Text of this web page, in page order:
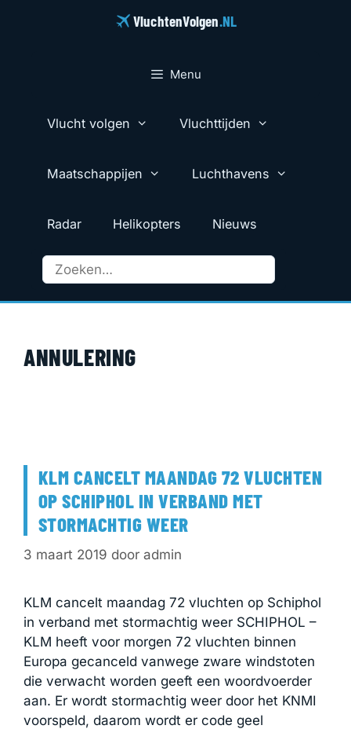
VluchtenVolgen.NL
Menu
Vlucht volgen Vluchttijden
Maatschappijen Luchthavens
Radar Helikopters Nieuws
ANNULERING
KLM CANCELT MAANDAG 72 VLUCHTEN
OP SCHIPHOL IN VERBAND MET
STORMACHTIG WEER
3 maart 2019 door admin
KLM cancelt maandag 72 vluchten op Schiphol
in verband met stormachtig weer SCHIPHOL –
KLM heeft voor morgen 72 vluchten binnen
Europa gecanceld vanwege zware windstoten
die verwacht worden geeft een woordvoerder
aan. Er wordt stormachtig weer door het KNMI
voorspeld, daarom wordt er code geel